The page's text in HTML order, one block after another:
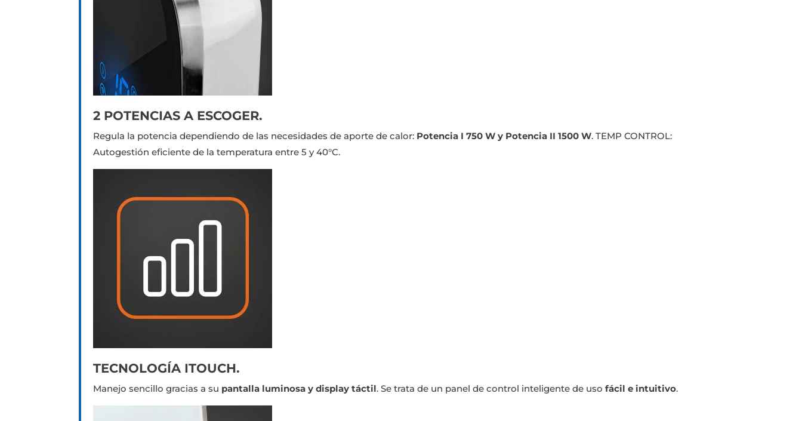
2 POTENCIAS A ESCOGER.
Regula la potencia dependiendo de las necesidades de aporte de calor: Potencia I 750 W y Potencia II 1500 W. TEMP CONTROL:
Autogestión eficiente de la temperatura entre 5 y 40°C.
TECNOLOGÍA ITOUCH.
Manejo sencillo gracias a su pantalla luminosa y display táctil. Se trata de un panel de control inteligente de uso fácil e intuitivo.